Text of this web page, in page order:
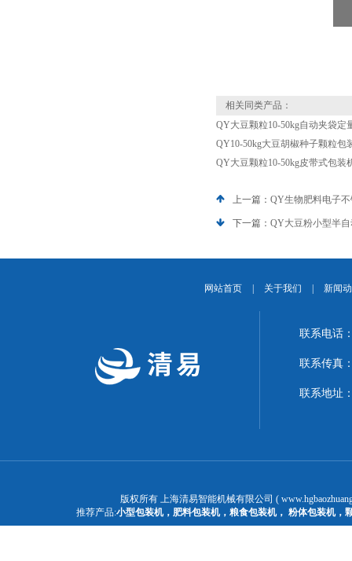
相关同类产品：
QY大豆颗粒10-50kg自动夹袋定
QY10-50kg大豆胡椒种子颗粒包
QY大豆颗粒10-50kg皮带式包装
上一篇： QY生物肥料电子
下一篇： QY大豆粉小型半
网站首页 关于我们 新闻
联系电话
联系传真
联系地址
版权所有 上海清易智能机械有限公司 (
推荐产品:小型包装机， 肥料包装机， 粮食包装机， 粉体包装机，